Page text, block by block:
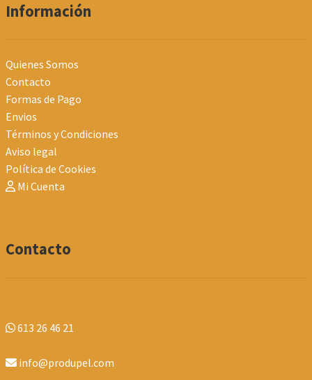
Información
Quienes Somos
Contacto
Formas de Pago
Envios
Términos y Condiciones
Aviso legal
Política de Cookies
Mi Cuenta
Contacto
613 26 46 21
info@produpel.com